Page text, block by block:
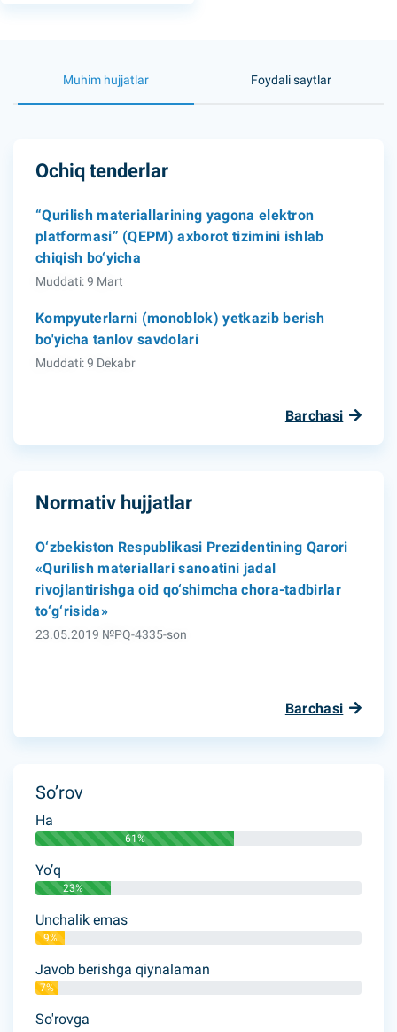
Muhim hujjatlar Foydali saytlar
Ochiq tenderlar
“Qurilish materiallarining yagona elektron
platformasi” (QEPM) axborot tizimini ishlab
chiqish bo‘yicha
Muddati: 9 Mart
Kompyuterlarni (monoblok) yetkazib berish
bo'yicha tanlov savdolari
Muddati: 9 Dekabr
Barchasi
Normativ hujjatlar
O‘zbekiston Respublikasi Prezidentining Qarori
«Qurilish materiallari sanoatini jadal
rivojlantirishga oid qo‘shimcha chora-tadbirlar
to‘g‘risida»
23.05.2019 №PQ-4335-son
Barchasi
So’rov
Ha
61%
Yo’q
23%
Unchalik emas
9%
Javob berishga qiynalaman
7%
So'rovga